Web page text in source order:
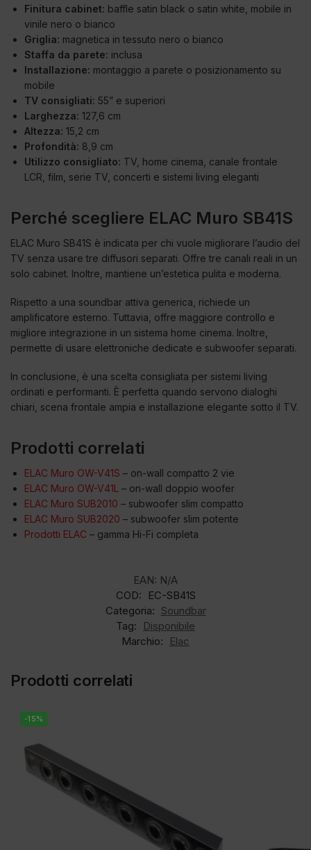
Finitura cabinet: baffle satin black o satin white, mobile in
vinile nero o bianco
Griglia: magnetica in tessuto nero o bianco
Staffa da parete: inclusa
Installazione: montaggio a parete o posizionamento su
mobile
TV consigliati: 55” e superiori
Larghezza: 127,6 cm
Altezza: 15,2 cm
Profondità: 8,9 cm
Utilizzo consigliato: TV, home cinema, canale frontale
LCR, film, serie TV, concerti e sistemi living eleganti
Perché scegliere ELAC Muro SB41S
ELAC Muro SB41S è indicata per chi vuole migliorare l’audio del
TV senza usare tre diffusori separati. Offre tre canali reali in un
solo cabinet. Inoltre, mantiene un’estetica pulita e moderna.
Rispetto a una soundbar attiva generica, richiede un
amplificatore esterno. Tuttavia, offre maggiore controllo e
migliore integrazione in un sistema home cinema. Inoltre,
permette di usare elettroniche dedicate e subwoofer separati.
In conclusione, è una scelta consigliata per sistemi living
ordinati e performanti. È perfetta quando servono dialoghi
chiari, scena frontale ampia e installazione elegante sotto il TV.
Prodotti correlati
ELAC Muro OW-V41S – on-wall compatto 2 vie
ELAC Muro OW-V41L – on-wall doppio woofer
ELAC Muro SUB2010 – subwoofer slim compatto
ELAC Muro SUB2020 – subwoofer slim potente
Prodotti ELAC – gamma Hi-Fi completa
EAN: N/A
COD:
EC-SB41S
Categoria: Soundbar
Tag:
Disponibile
Marchio:
Elac
Prodotti correlati
-15%